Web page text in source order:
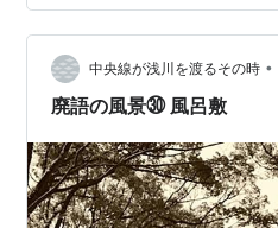
まずそれを買うので、「こだ
否定はできない側面があるこ
ブログを定期的に読ませてい
今週のお題「こだわりの道具
中央線が浅川を渡るその時 •
廃語の風景㉚ 風呂敷